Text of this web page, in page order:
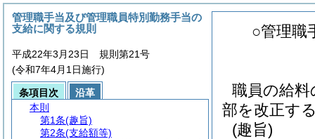
○管理職
職員の給料
部を改正す
(趣旨)
管理職手当及び管理職員特別勤務手当の
支給に関する規則
平成22年3月23日 規則第21号
(令和7年4月1日施行)
条項目次
沿革
本則
第1条(趣旨)
第2条(支給額等)